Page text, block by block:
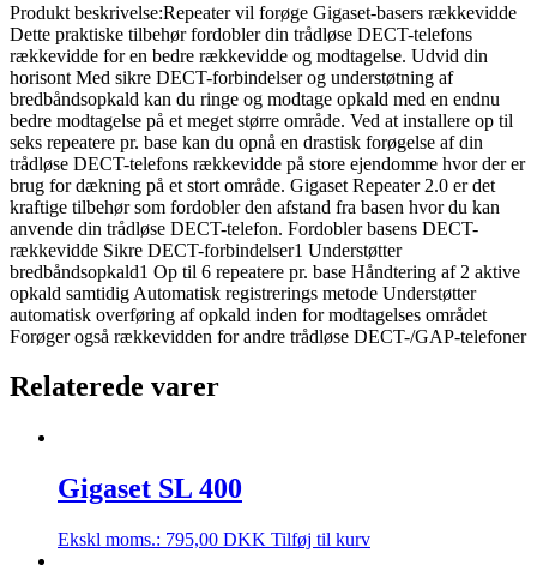
Produkt beskrivelse:Repeater vil forøge Gigaset-basers rækkevidde
Dette praktiske tilbehør fordobler din trådløse DECT-telefons
rækkevidde for en bedre rækkevidde og modtagelse. Udvid din
horisont Med sikre DECT-forbindelser og understøtning af
bredbåndsopkald kan du ringe og modtage opkald med en endnu
bedre modtagelse på et meget større område. Ved at installere op til
seks repeatere pr. base kan du opnå en drastisk forøgelse af din
trådløse DECT-telefons rækkevidde på store ejendomme hvor der er
brug for dækning på et stort område. Gigaset Repeater 2.0 er det
kraftige tilbehør som fordobler den afstand fra basen hvor du kan
anvende din trådløse DECT-telefon. Fordobler basens DECT-
rækkevidde Sikre DECT-forbindelser1 Understøtter
bredbåndsopkald1 Op til 6 repeatere pr. base Håndtering af 2 aktive
opkald samtidig Automatisk registrerings metode Understøtter
automatisk overføring af opkald inden for modtagelses området
Forøger også rækkevidden for andre trådløse DECT-/GAP-telefoner
Relaterede varer
Gigaset SL 400
Ekskl moms.: 795,00 DKK Tilføj til kurv